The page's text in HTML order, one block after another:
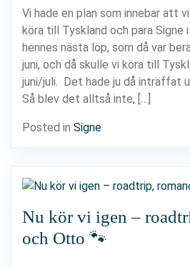
Vi hade en plan som innebar att
köra till Tyskland och para Signe
hennes nästa löp, som då var
juni, och då skulle vi köra till
juni/juli. Det hade ju då inträffat
Så blev det alltså inte, […]
Posted in Signe
Nu kör vi igen –
och Otto 🐾